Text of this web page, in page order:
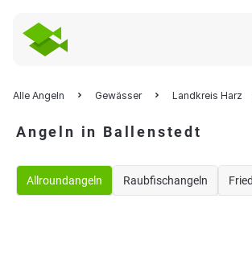
Alle Angeln Gewässer Landkreis Harz
Angeln in Ballenstedt
Allroundangeln Raubfischangeln